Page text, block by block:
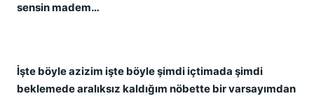
sensin madem…
İşte böyle azizim işte böyle şimdi içtimada şimdi
beklemede aralıksız kaldığım nöbette bir varsayımdan